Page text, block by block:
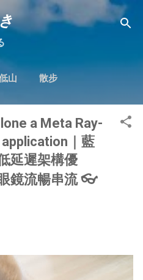
跳到主要內容
山 散步
a Meta Ray-
｜藍
延遲架構優
鏡流暢串流 👓